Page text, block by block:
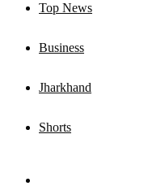
Top News
Business
Jharkhand
Shorts